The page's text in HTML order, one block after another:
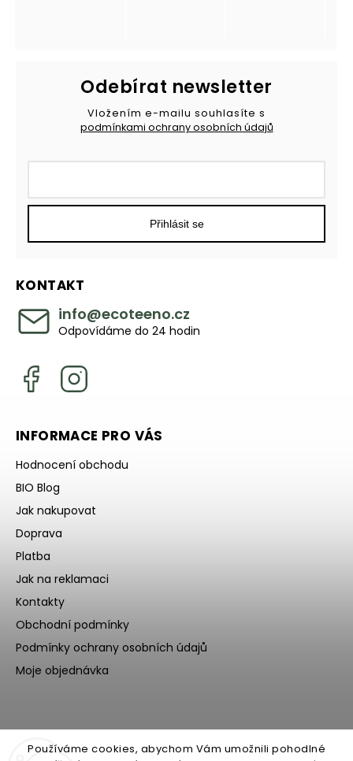
Používáme cookies, abychom Vám umožnili pohodlné
KONTAKT
info@ecoteeno.cz
Odpovídáme do 24 hodin
Odebírat newsletter
Vložením e-mailu souhlasíte s
podmínkami ochrany osobních údajů
Přihlásit se
INFORMACE PRO VÁS
Hodnocení obchodu
BIO Blog
Jak nakupovat
Doprava
Platba
Jak na reklamaci
Kontakty
Obchodní podmínky
Podmínky ochrany osobních údajů
Moje objednávka